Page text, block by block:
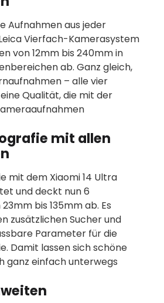
Aufnahmen aus jeder
Vierfach-Kamerasystem
von 12mm bis 240mm in
ab. Ganz gleich,
– alle vier
Qualität, die mit der
mit allen
mit dem Xiaomi 14 Ultra
und deckt nun 6
bis 135mm ab. Es
zusätzlichen Sucher und
Parameter für die
Damit lassen sich schöne
ganz einfach unterwegs